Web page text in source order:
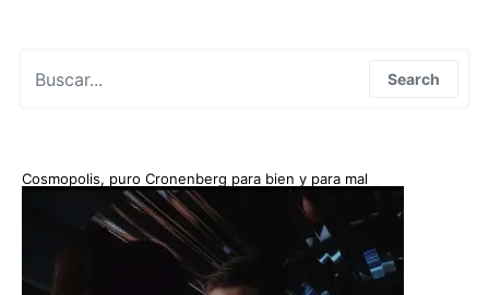
Search
Cosmopolis, puro Cronenberg para bien y para mal